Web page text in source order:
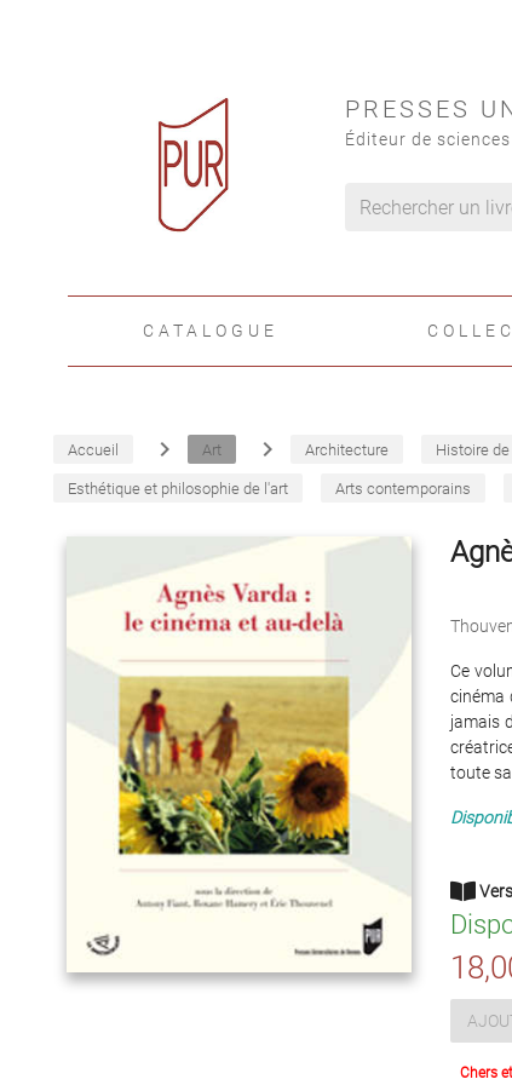
PRESSES
Éditeur de
CATALOGUE
Accueil navigate_next Art navigate_next Architecture Histoire
Esthétique et philosophie de l'art Arts contemporains
Ce
cinéma
jamais
toute
Chers